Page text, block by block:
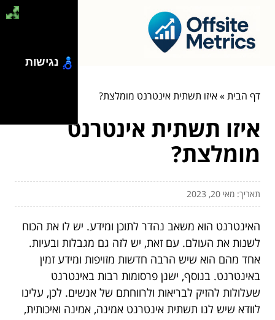
דף הבית»איזו תשתית אינטרנט מומלצת?
איזו תשתית אינטרנט
מומלצת?
תאריך: מאי 20, 2023
האינטרנט הוא משאב נהדר לתוכן ומידע. יש לו את הכוח
לשנות את העולם. עם זאת, יש לזה גם מגבלות ובעיות.
אחד מהם הוא שיש הרבה חדשות מזויפות ומידע זמין
באינטרנט. בנוסף, ישנן פרסומות רבות באינטרנט
שעלולות להזיק לבריאות ולרווחתם של אנשים. לכן, עלינו
לוודא שיש לנו תשתית אינטרנט אמינה, אמינה ואיכותית,
נגישות